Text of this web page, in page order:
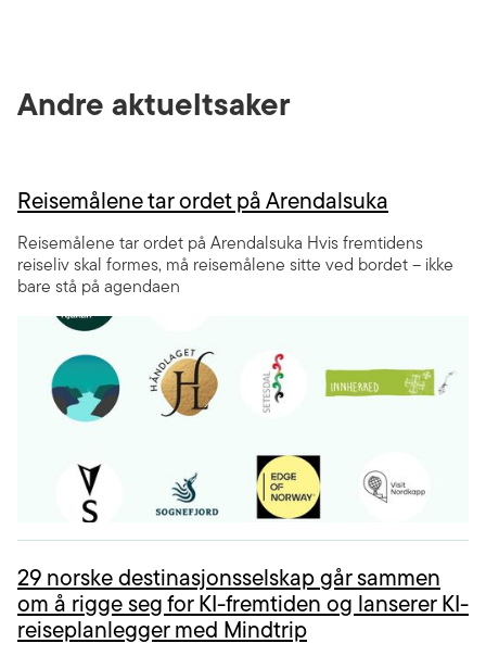
Andre aktueltsaker
Reisemålene tar ordet på Arendalsuka
Reisemålene tar ordet på Arendalsuka Hvis fremtidens
reiseliv skal formes, må reisemålene sitte ved bordet – ikke
bare stå på agendaen
29 norske destinasjonsselskap går sammen
om å rigge seg for KI-fremtiden og lanserer KI-
reiseplanlegger med Mindtrip